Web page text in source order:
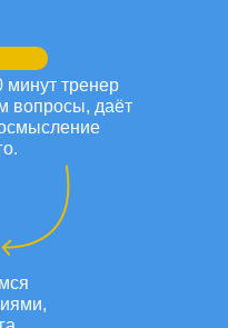
минут тренер
вопросы, даёт